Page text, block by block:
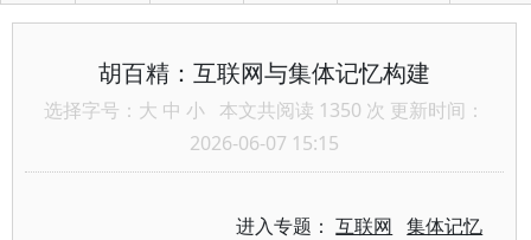
胡百精：互联网与集体记忆构建
选择字号： 大 中 小 本文共阅读 1350 次 更新时间：
2026-06-07 15:15
进入专题：互联网 集体记忆